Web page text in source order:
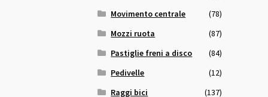
Movimento centrale
(78)
Mozzi ruota
(87)
Pastiglie freni a disco
(84)
Pedivelle
(12)
Raggi bici
(137)